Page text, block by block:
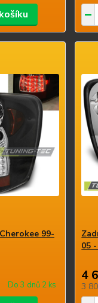
99-
Do 3 dnů 2 ks
05
4
3